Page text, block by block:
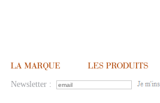
Newsletter :